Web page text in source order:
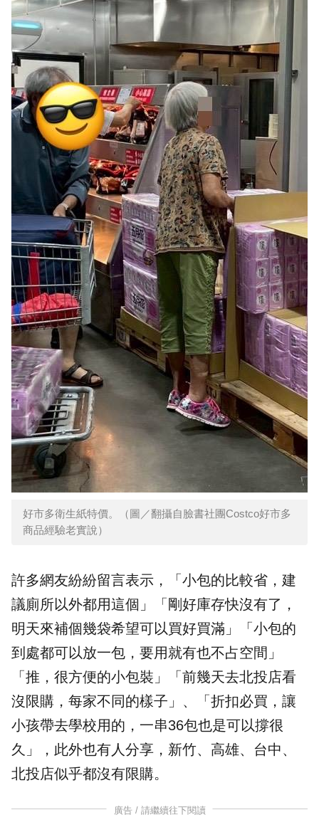
好市多衛生紙特價。（圖／翻攝自臉書社團Costco好市多
商品經驗老實說）
許多網友紛紛留言表示，「小包的比較省，建
議廁所以外都用這個」「剛好庫存快沒有了，
明天來補個幾袋希望可以買好買滿」「小包的
到處都可以放一包，要用就有也不占空間」
「推，很方便的小包裝」「前幾天去北投店看
沒限購，每家不同的樣子」、「折扣必買，讓
小孩帶去學校用的，一串36包也是可以撐很
久」，此外也有人分享，新竹、高雄、台中、
北投店似乎都沒有限購。
廣告 / 請繼續往下閱讀